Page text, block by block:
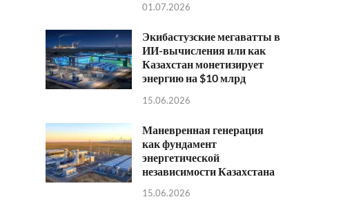
01.07.2026
Экибастузские мегаватты в
ИИ-вычисления или как
Казахстан монетизирует
энергию на $10 млрд
15.06.2026
Маневренная генерация
как фундамент
энергетической
независимости Казахстана
15.06.2026